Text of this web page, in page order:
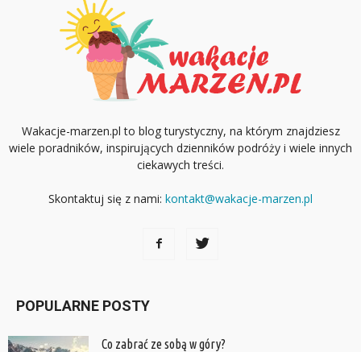
Wakacje-marzen.pl to blog turystyczny, na którym znajdziesz
wiele poradników, inspirujących dzienników podróży i wiele innych
ciekawych treści.
Skontaktuj się z nami: kontakt@wakacje-marzen.pl
POPULARNE POSTY
Co zabrać ze sobą w góry?